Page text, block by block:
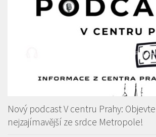
Nový podcast V centru Prahy:
nejzajímavější ze srdce Metropole!